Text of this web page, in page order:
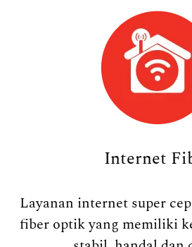
Internet
Layanan internet super
fiber optik yang memiliki